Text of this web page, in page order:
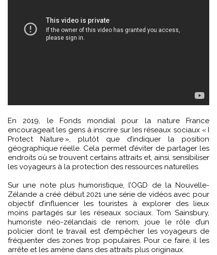
En 2019, le Fonds mondial pour la nature France
encourageait les gens à inscrire sur les réseaux sociaux « I
Protect Nature », plutôt que d’indiquer la position
géographique réelle. Cela permet d’éviter de partager les
endroits où se trouvent certains attraits et, ainsi, sensibiliser
les voyageurs à la protection des ressources naturelles.
Sur une note plus humoristique, l’OGD de la Nouvelle-
Zélande a créé début 2021 une série de vidéos avec pour
objectif d’influencer les touristes à explorer des lieux
moins partagés sur les réseaux sociaux. Tom Sainsbury,
humoriste néo-zélandais de renom, joue le rôle d’un
policier dont le travail est d’empêcher les voyageurs de
fréquenter des zones trop populaires. Pour ce faire, il les
arrête et les amène dans des attraits plus originaux.